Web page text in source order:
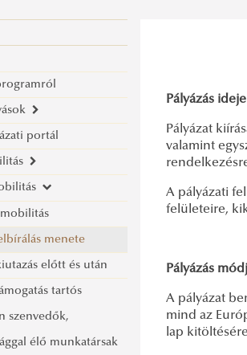
Felhívás
ERASMUS+
EURÓPÁN BELÜL
RÖVIDTÁVÚ
CÉLÚ
MOBILITÁS
és
Kreditmobilitási
Programme
és Nemzetközi
Kar
portál
Magyarország
helyek, tanácsok
menete
és után
tanulmányi rend és
menete
előtt és után
tartós
szenvedők,
élő munkatársak
Pályázás ideje
Pályázat
valamint
A pályázati
felületeire,
Pályázás
A pályázat
mind az
lap